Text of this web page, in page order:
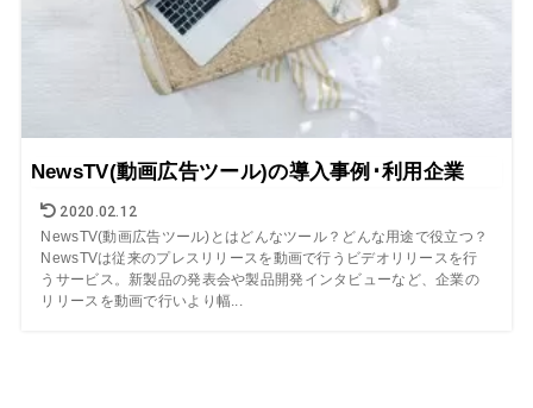
NewsTV(動画広告ツール)の導入事例･利用企業
2020.02.12
NewsTV(動画広告ツール)とはどんなツール？どんな用途で役立つ？
NewsTVは従来のプレスリリースを動画で行うビデオリリースを行
うサービス。新製品の発表会や製品開発インタビューなど、企業の
リリースを動画で行いより幅...